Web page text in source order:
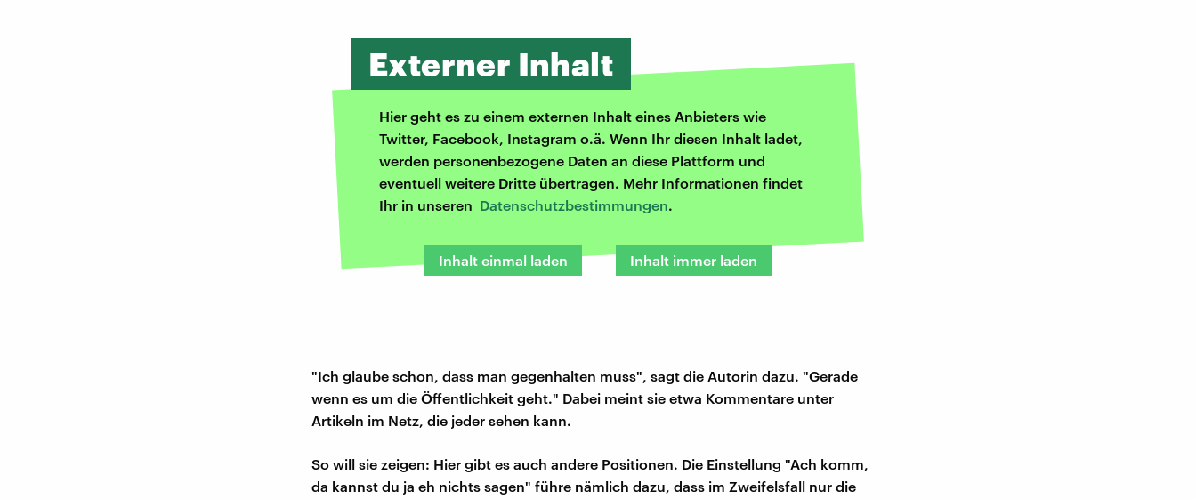
Externer Inhalt
Hier geht es zu einem externen Inhalt eines Anbieters wie
Twitter, Facebook, Instagram o.ä. Wenn Ihr diesen Inhalt ladet,
werden personenbezogene Daten an diese Plattform und
eventuell weitere Dritte übertragen. Mehr Informationen findet
Ihr in unseren Datenschutzbestimmungen.
Inhalt einmal laden Inhalt immer laden
"Ich glaube schon, dass man gegenhalten muss", sagt die Autorin dazu. "Gerade
wenn es um die Öffentlichkeit geht." Dabei meint sie etwa Kommentare unter
Artikeln im Netz, die jeder sehen kann.
So will sie zeigen: Hier gibt es auch andere Positionen. Die Einstellung "Ach komm,
da kannst du ja eh nichts sagen" führe nämlich dazu, dass im Zweifelsfall nur die